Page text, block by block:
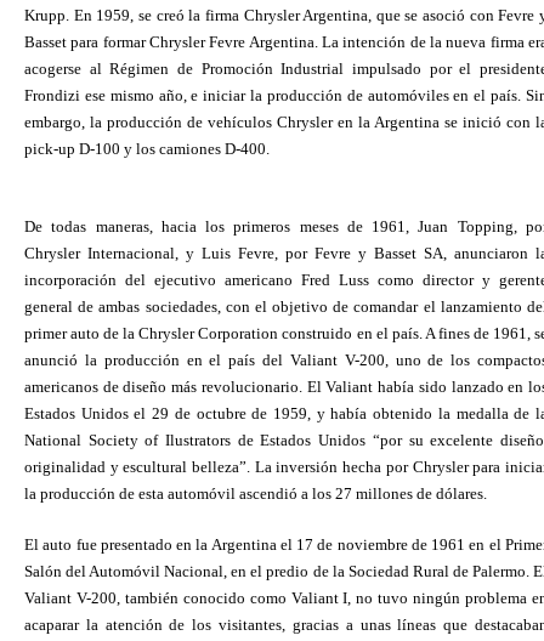
Krupp. En 1959, se creó la firma Chrysler Argentina, que se asoció con Fevre
Basset para formar Chrysler Fevre Argentina. La intención de la nueva firma
acogerse al Régimen de Promoción Industrial impulsado por el
Frondizi ese mismo año, e iniciar la producción de automóviles en el país.
embargo, la producción de vehículos Chrysler en la Argentina se inició con
pick-up D-100 y los camiones D-400.
De todas maneras, hacia los primeros meses de 1961, Juan Topping,
Chrysler Internacional, y Luis Fevre, por Fevre y Basset SA, anunciaron
incorporación del ejecutivo americano Fred Luss como director y
general de ambas sociedades, con el objetivo de comandar el lanzamiento
primer auto de la Chrysler Corporation construido en el país. A fines de 1961,
anunció la producción en el país del Valiant V-200, uno de los
americanos de diseño más revolucionario. El Valiant había sido lanzado en
Estados Unidos el 29 de octubre de 1959, y había obtenido la medalla de
National Society of Ilustrators de Estados Unidos “por su excelente
originalidad y escultural belleza”. La inversión hecha por Chrysler para
la producción de esta automóvil ascendió a los 27 millones de dólares.
El auto fue presentado en la Argentina el 17 de noviembre de 1961 en el
Salón del Automóvil Nacional, en el predio de la Sociedad Rural de Palermo.
Valiant V-200, también conocido como Valiant I, no tuvo ningún problema
acaparar la atención de los visitantes, gracias a unas líneas que